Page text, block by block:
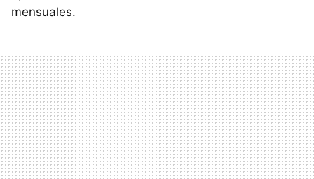
mensuales.